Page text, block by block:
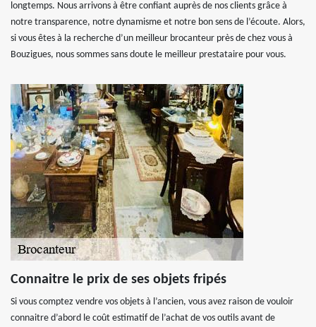
longtemps. Nous arrivons à être confiant auprès de nos clients grâce à
notre transparence, notre dynamisme et notre bon sens de l’écoute. Alors,
si vous êtes à la recherche d’un meilleur brocanteur près de chez vous à
Bouzigues, nous sommes sans doute le meilleur prestataire pour vous.
Connaitre le prix de ses objets fripés
Si vous comptez vendre vos objets à l’ancien, vous avez raison de vouloir
connaitre d’abord le coût estimatif de l’achat de vos outils avant de